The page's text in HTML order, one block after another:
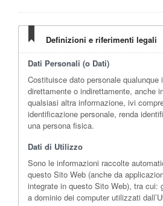
Definizioni e riferimenti legali
Dati Personali (o Dati)
Costituisce dato personale qualunque
direttamente o indirettamente, anche
qualsiasi altra informazione, ivi
identificazione personale, renda
una persona fisica.
Dati di Utilizzo
Sono le informazioni raccolte
questo Sito Web (anche da
integrate in questo Sito Web), tra cui:
a dominio dei computer utilizzati